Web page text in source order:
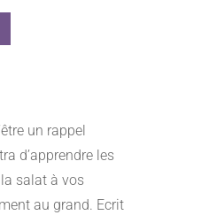
un rappel
d’apprendre les
salat à vos
au grand. Ecrit